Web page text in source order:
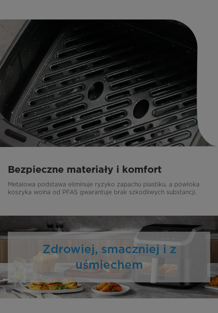
Bezpieczne materiały i komfort
Metalowa podstawa eliminuje ryzyko zapachu plastiku, a powłoka
koszyka wolna od PFAS gwarantuje brak szkodliwych substancji.
Zdrowiej, smaczniej i z
uśmiechem